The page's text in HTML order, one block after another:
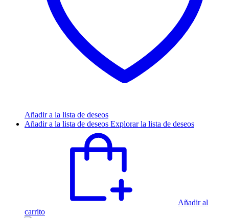
Añadir a la lista de deseos
Añadir a la lista de deseos Explorar la lista de deseos
Añadir al
carrito